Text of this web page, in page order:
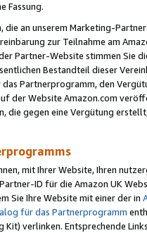
Fassung.
die an unserem Marketing-
zur Teilnahme am
Partner-Website stimmen Sie
Bestandteil dieser
Partnerprogramm, den
der Website Amazon.com
die gegen eine Vergütung
mit Ihrer Website, Ihren
ID für die Amazon UK
Sie Ihre Website mit einer der in
für das Partnerprogramm
Kit) verlinken. Entsprechende